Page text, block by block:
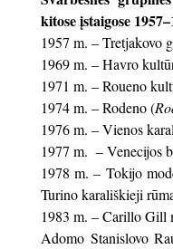
kitose įstaigose
1957 m. – Tretjakovo
1969 m. – Havro
1971 m. – Roueno
1974 m. – Rodeno (
1976 m. – Vienos
1977 m. – Venecijos
1978 m. – Tokijo
Turino karališkieji
1983 m. – Carillo Gill
Adomo Stanislovo